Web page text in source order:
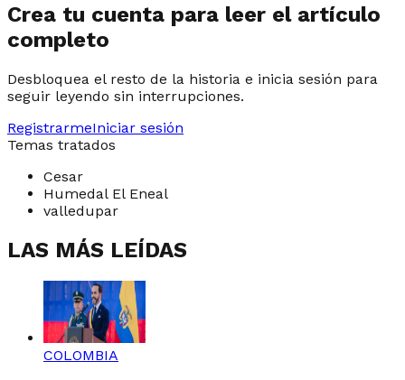
Crea tu cuenta para leer el artículo
completo
Desbloquea el resto de la historia e inicia sesión para
seguir leyendo sin interrupciones.
RegistrarmeIniciar sesión
Temas tratados
Cesar
Humedal El Eneal
valledupar
LAS MÁS LEÍDAS
COLOMBIA